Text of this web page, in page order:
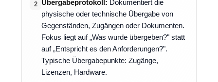
2 Übergabeprotokoll: Dokumentiert die
physische oder technische Übergabe von
Gegenständen, Zugängen oder Dokumenten.
Fokus liegt auf „Was wurde übergeben?" statt
auf „Entspricht es den Anforderungen?".
Typische Übergabepunkte: Zugänge,
Lizenzen, Hardware.